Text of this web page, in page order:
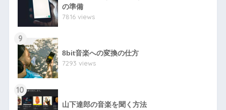
の準備
7816 views
9
8bit音楽への変換の仕方
7293 views
10
山下達郎の音楽を聞く方法